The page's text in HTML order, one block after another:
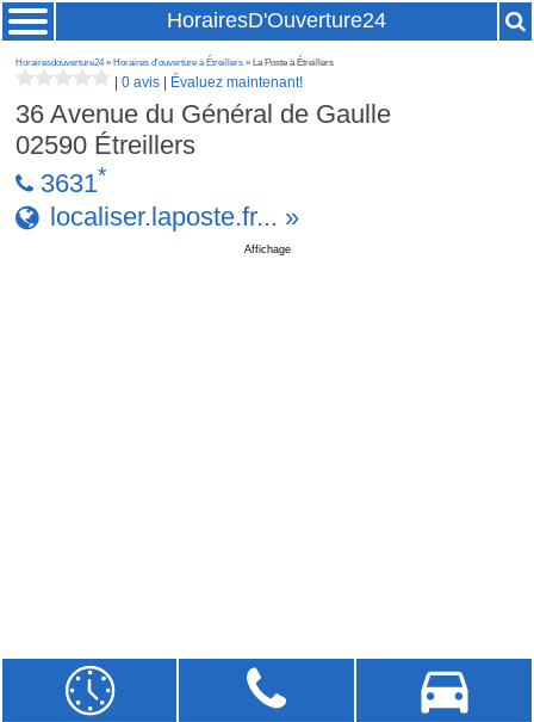
HorairesD'Ouverture24
Horairesdouverture24» Horaires d'ouverture à Étreillers » La Poste à Étreillers
|0 avis Évaluez maintenant!
36 Avenue du Général de Gaulle
02590 Étreillers
3631*
localiser.laposte.fr... »
Affichage